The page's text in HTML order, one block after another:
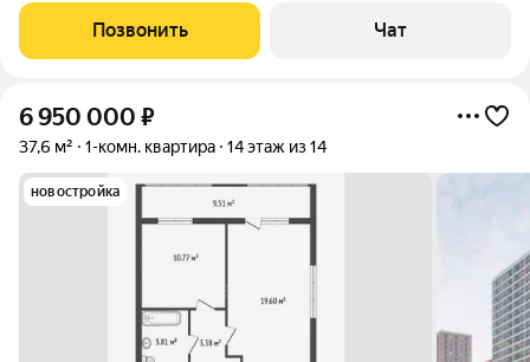
данной квартиры- это продажа от собственника, без
дополнительных комиссий и
Позвонить Чат
6 950 000 ₽
37,6 м² 1-комн. квартира 14 этаж из 14
новостройка